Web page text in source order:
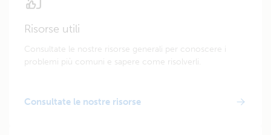
Risorse utili
Consultate le nostre risorse generali per conoscere i
problemi più comuni e sapere come risolverli.
Consultate le nostre risorse